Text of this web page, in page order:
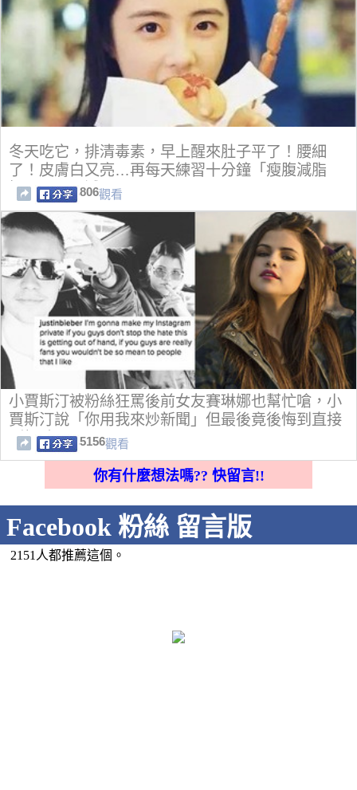
冬天吃它，排清毒素，早上醒來肚子平了！腰細
了！皮膚白又亮…再每天練習十分鐘「瘦腹減脂
操」，一周減三公
806觀看
小賈斯汀被粉絲狂罵後前女友賽琳娜也幫忙嗆，小
賈斯汀說「你用我來炒新聞」但最後竟後悔到直接
刪帳號了…5156觀看
你有什麼想法嗎?? 快留言!!
Facebook 粉絲 留言版
2151人都推薦這個。